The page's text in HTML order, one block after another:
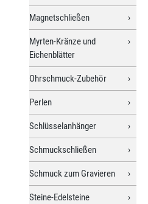
Magnetschließen
Myrten-Kränze und
Eichenblätter
Ohrschmuck-Zubehör
Perlen
Schlüsselanhänger
Schmuckschließen
Schmuck zum Gravieren
Steine-Edelsteine